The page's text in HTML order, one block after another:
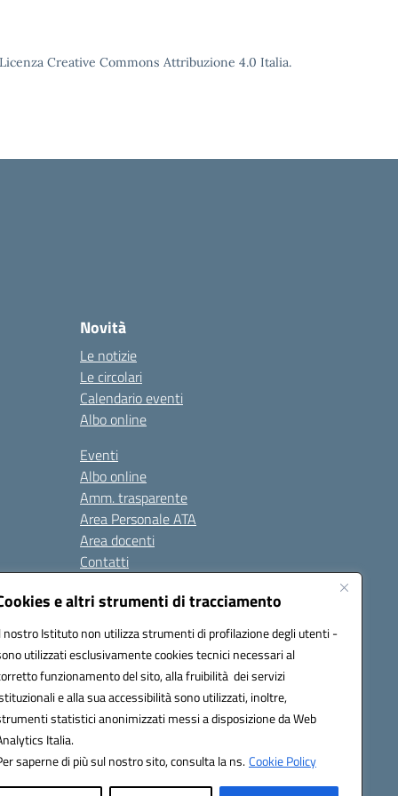
e altri strumenti di tracciamento
nostro Istituto non utilizza strumenti di profilazione degli utenti -
utilizzati esclusivamente cookies tecnici necessari al
funzionamento del sito, alla fruibilità dei servizi
e alla sua accessibilità sono utilizzati, inoltre,
statistici anonimizzati messi a disposizione da Web
Italia.
saperne di più sul nostro sito, consulta la ns.Cookie Policy
Creative Commons Attribuzione 4.0 Italia.
Novità
Le notizie
Le circolari
Calendario eventi
Albo online
Eventi
Albo online
Amm. trasparente
Area Personale ATA
Area docenti
Contatti